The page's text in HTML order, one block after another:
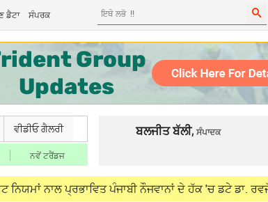
ਡੈਟਾ ਸੰਪਰਕ
ਵੀਡੀਓ ਗੈਲਰੀ
ਨਵੇਂ ਟਰੈਂਡਜ
ਬਲਜੀਤ ਬੱਲੀ, ਸੰਪਾਦਕ
ਪ੍ਰਭਾਵਿਤ ਪੰਜਾਬੀ ਨੌਜਵਾਨਾਂ ਦੇ ਹੱਕ 'ਚ ਡਟੇ ਡਾ. ਰਵਜੋਤ ਸਿੰਘ,